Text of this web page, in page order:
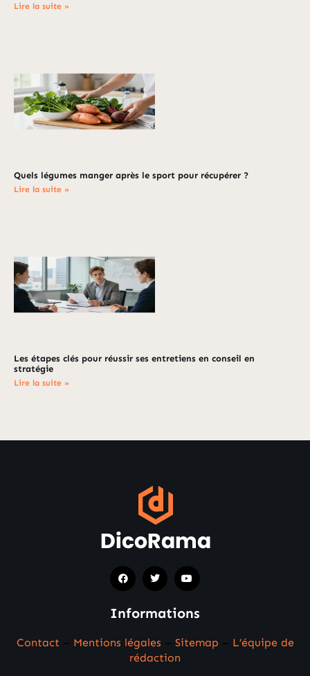
Lire la suite »
Quels légumes manger après le sport pour récupérer ?
Lire la suite »
Les étapes clés pour réussir ses entretiens en conseil en
stratégie
Lire la suite »
Informations
Contact Mentions légales Sitemap
L’équipe de
rédaction